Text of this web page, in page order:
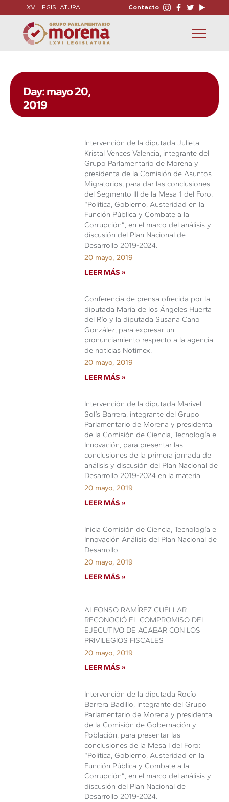
LXVI LEGISLATURA Contacto
Toggle
navigation
Day: mayo 20,
2019
Intervención de la diputada Julieta
Kristal Vences Valencia, integrante del
Grupo Parlamentario de Morena y
presidenta de la Comisión de Asuntos
Migratorios, para dar las conclusiones
del Segmento III de la Mesa 1 del Foro:
“Política, Gobierno, Austeridad en la
Función Pública y Combate a la
Corrupción”, en el marco del análisis y
discusión del Plan Nacional de
Desarrollo 2019-2024.
20 mayo, 2019
LEER MÁS »
Conferencia de prensa ofrecida por la
diputada María de los Ángeles Huerta
del Río y la diputada Susana Cano
González, para expresar un
pronunciamiento respecto a la agencia
de noticias Notimex.
20 mayo, 2019
LEER MÁS »
Intervención de la diputada Marivel
Solís Barrera, integrante del Grupo
Parlamentario de Morena y presidenta
de la Comisión de Ciencia, Tecnología e
Innovación, para presentar las
conclusiones de la primera jornada de
análisis y discusión del Plan Nacional de
Desarrollo 2019-2024 en la materia.
20 mayo, 2019
LEER MÁS »
Inicia Comisión de Ciencia, Tecnología e
Innovación Análisis del Plan Nacional de
Desarrollo
20 mayo, 2019
LEER MÁS »
ALFONSO RAMÍREZ CUÉLLAR
RECONOCIÓ EL COMPROMISO DEL
EJECUTIVO DE ACABAR CON LOS
PRIVILEGIOS FISCALES
20 mayo, 2019
LEER MÁS »
Intervención de la diputada Rocío
Barrera Badillo, integrante del Grupo
Parlamentario de Morena y presidenta
de la Comisión de Gobernación y
Población, para presentar las
conclusiones de la Mesa I del Foro:
“Política, Gobierno, Austeridad en la
Función Pública y Combate a la
Corrupción”, en el marco del análisis y
discusión del Plan Nacional de
Desarrollo 2019-2024.